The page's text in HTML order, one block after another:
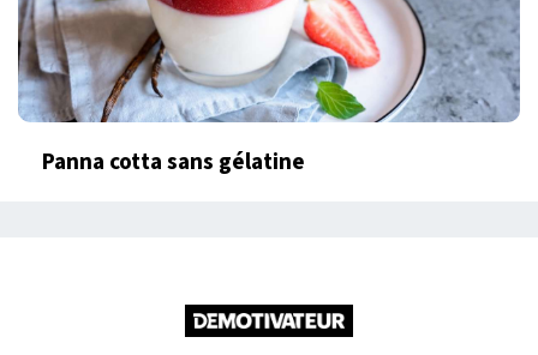
Panna cotta sans gélatine